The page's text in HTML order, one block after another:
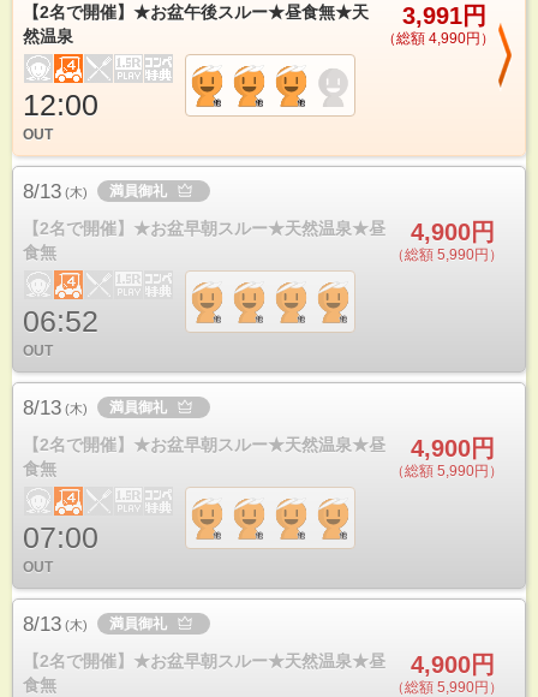
【2名で開催】★お盆午後スルー★昼食無★天
然温泉
3,991円
（総額 4,990円）
12:00
OUT
8/13 (木) 満員御礼
【2名で開催】★お盆早朝スルー★天然温泉★昼
食無
4,900円
（総額 5,990円）
06:52
OUT
8/13 (木) 満員御礼
【2名で開催】★お盆早朝スルー★天然温泉★昼
食無
4,900円
（総額 5,990円）
07:00
OUT
8/13 (木) 満員御礼
【2名で開催】★お盆早朝スルー★天然温泉★昼
食無
4,900円
（総額 5,990円）